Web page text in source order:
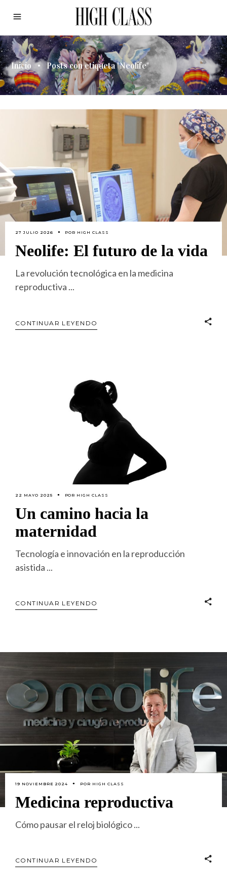
Inicio • Posts con etiqueta "Neolife"
27 JULIO 2026 POR HIGH CLASS
Neolife: El futuro de la vida
La revolución tecnológica en la medicina
reproductiva
CONTINUAR LEYENDO
22 MAYO 2025 POR HIGH CLASS
Un camino hacia la
maternidad
Tecnología e innovación en la reproducción
asistida
CONTINUAR LEYENDO
19 NOVIEMBRE 2024 POR HIGH CLASS
Medicina reproductiva
Cómo pausar el reloj biológico
CONTINUAR LEYENDO